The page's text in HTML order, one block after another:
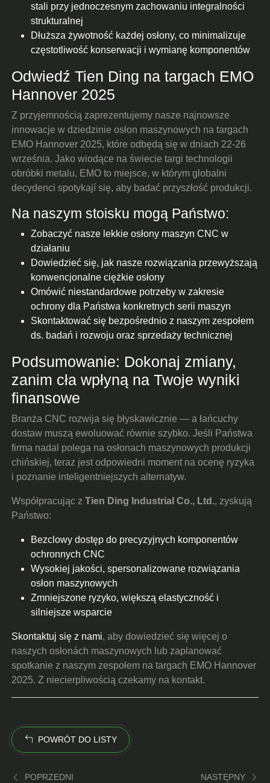
stali przy jednoczesnym zachowaniu integralności
strukturalnej
Dłuższa żywotność każdej osłony, co minimalizuje
częstotliwość konserwacji i wymianę komponentów
Odwiedź Tien Ding na targach EMO
Hannover 2025
Z przyjemnością zaprezentujemy nasze najnowsze
innowacje w dziedzinie osłon maszynowych na targach
EMO Hannover 2025, które odbędą się w dniach 22-26
września. Jako wiodące na świecie targi technologii
obróbki metalu, EMO to miejsce, w którym globalni
decydenci spotykají się, aby badać przyszłość produkcji.
Na naszym stoisku mogą Państwo:
Zobaczyć nasze lekkie osłony maszyn CNC w
działaniu
Dowiedzieć się, jak nasze rozwiązania przewyższają
konwencjonalne ciężkie osłony
Omówić niestandardowe potrzeby w zakresie
ochrony dla Państwa konkretnych serii maszyn
Skontaktować się bezpośrednio z naszym zespołem
ds. badań i rozwoju oraz sprzedaży technicznej
Podsumowanie: Dokonaj zmiany,
zanim cła wpłyną na Twoje wyniki
finansowe
Branża CNC rozwija się błyskawicznie — a łańcuchy
dostaw muszą ewoluować równie szybko. Jeśli Państwa
firma nadal polega na osłonach maszynowych produkcji
chińskiej, teraz jest odpowiedni moment na ocenę ryzyka
i poznanie inteligentniejszych alternatyw.
Współpracując zTien Ding Industrial Co., Ltd., zyskują
Państwo:
Bezclowy dostęp do precyzyjnych komponentów
ochronnych CNC
Wysokiej jakości, spersonalizowane rozwiązania
osłon maszynowych
Zmniejszone ryzyko, większą elastyczność i
silniejsze wsparcie
Skontaktuj się z nami, aby dowiedzieć się więcej o
naszych osłonách maszynowych lub zaplanować
spotkanie z naszym zespołem na targach EMO Hannover
2025. Z niecierpliwością czekamy na kontakt.
POWRÓT DO LISTY
POPRZEDNI NASTĘPNY